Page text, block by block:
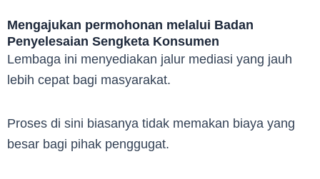
Mengajukan permohonan melalui Badan
Penyelesaian Sengketa Konsumen
Lembaga ini menyediakan jalur mediasi yang jauh
lebih cepat bagi masyarakat.
Proses di sini biasanya tidak memakan biaya yang
besar bagi pihak penggugat.